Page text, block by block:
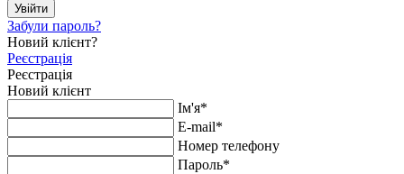
Увійти
Забули пароль?
Новий клієнт?
Реєстрація
Реєстрація
Новий клієнт
Ім'я*
E-mail*
Номер телефону
Пароль*